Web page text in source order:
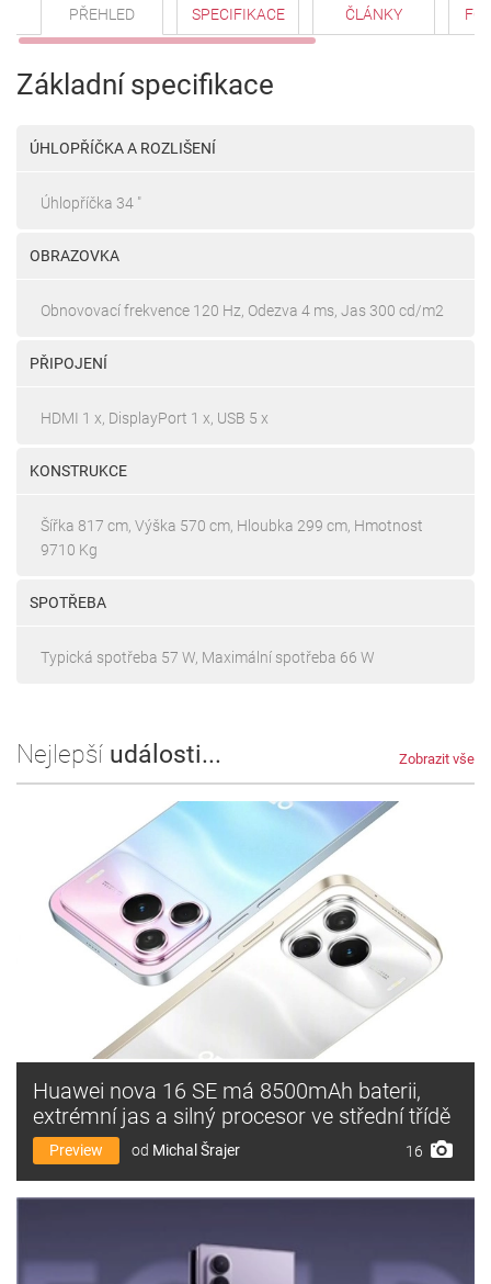
PŘEHLED SPECIFIKACE ČLÁNKY
Základní specifikace
ÚHLOPŘÍČKA A ROZLIŠENÍ
Úhlopříčka 34 "
OBRAZOVKA
Obnovovací frekvence 120 Hz, Odezva 4 ms, Jas 300 cd/m2
PŘIPOJENÍ
HDMI 1 x, DisplayPort 1 x, USB 5 x
KONSTRUKCE
Šířka 817 cm, Výška 570 cm, Hloubka 299 cm, Hmotnost
9710 Kg
SPOTŘEBA
Typická spotřeba 57 W, Maximální spotřeba 66 W
Nejlepší události... Zobrazit vše
Huawei nova 16 SE má 8500mAh baterii,
extrémní jas a silný procesor ve střední třídě
Preview od Michal Šrajer 16